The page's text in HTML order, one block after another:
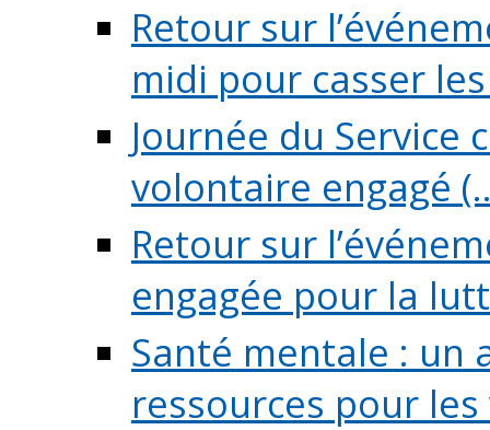
Retour sur
midi pour casser les
Journée du Service
volontaire engagé
Retour sur
engagée pour la
Santé mentale : un
ressources pour